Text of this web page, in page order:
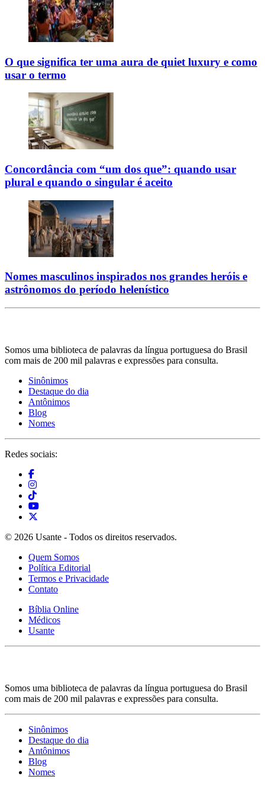
O que significa ter uma aura de quiet luxury e como
usar o termo
Concordância com “um dos que”: quando usar
plural e quando o singular é aceito
Nomes masculinos inspirados nos grandes heróis e
astrônomos do período helenístico
Somos uma biblioteca de palavras da língua portuguesa do Brasil
com mais de 200 mil palavras e expressões para consulta.
Sinônimos
Destaque do dia
Antônimos
Blog
Nomes
Redes sociais:
© 2026 Usante - Todos os direitos reservados.
Quem Somos
Política Editorial
Termos e Privacidade
Contato
Bíblia Online
Médicos
Usante
Somos uma biblioteca de palavras da língua portuguesa do Brasil
com mais de 200 mil palavras e expressões para consulta.
Sinônimos
Destaque do dia
Antônimos
Blog
Nomes